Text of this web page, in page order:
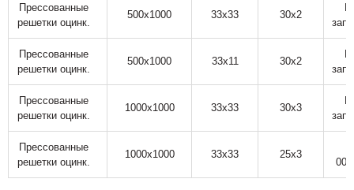
Прессованные
решетки оцинк.
500х1000 33х33 30х2
Прессованные
решетки оцинк.
500х1000 33х11 30х2
Прессованные
решетки оцинк.
1000х1000 33х33 30х3
Прессованные
решетки оцинк.
1000х1000 33х33 25х3